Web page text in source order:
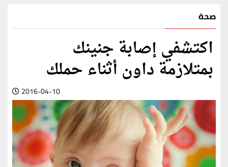
صحة
اكتشفي إصابة جنينك
بمتلازمة داون أثناء حملك
2016-04-10